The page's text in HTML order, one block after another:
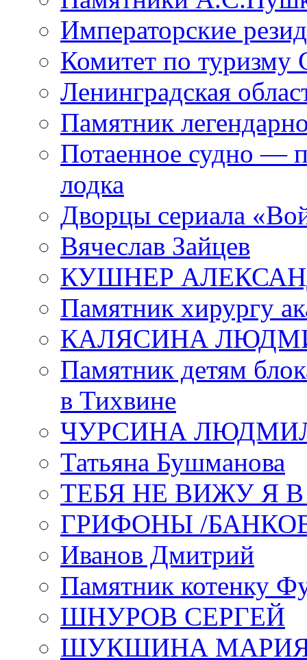
Императорские
Комитет по туризму
Ленинградская
Памятник
Потаенное судно —
лодка
Дворцы сериала
Вячеслав Зайцев
КУШНЕР
Памятник хирургу
КАЛЯСИНА
Памятник детям
в Тихвине
ЧУРСИНА
Татьяна Бушманова
ТЕБЯ НЕ ВИЖУ Я
ГРИФОНЫ /
Иванов Дмитрий
Памятник котенку
ШНУРОВ СЕРГЕЙ
ШУКШИНА